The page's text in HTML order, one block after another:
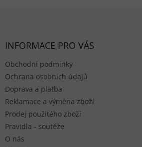
INFORMACE PRO VÁS
Obchodní podmínky
Ochrana osobních údajů
Doprava a platba
Reklamace a výměna zboží
Prodej použitého zboží
Pravidla - soutěže
O nás